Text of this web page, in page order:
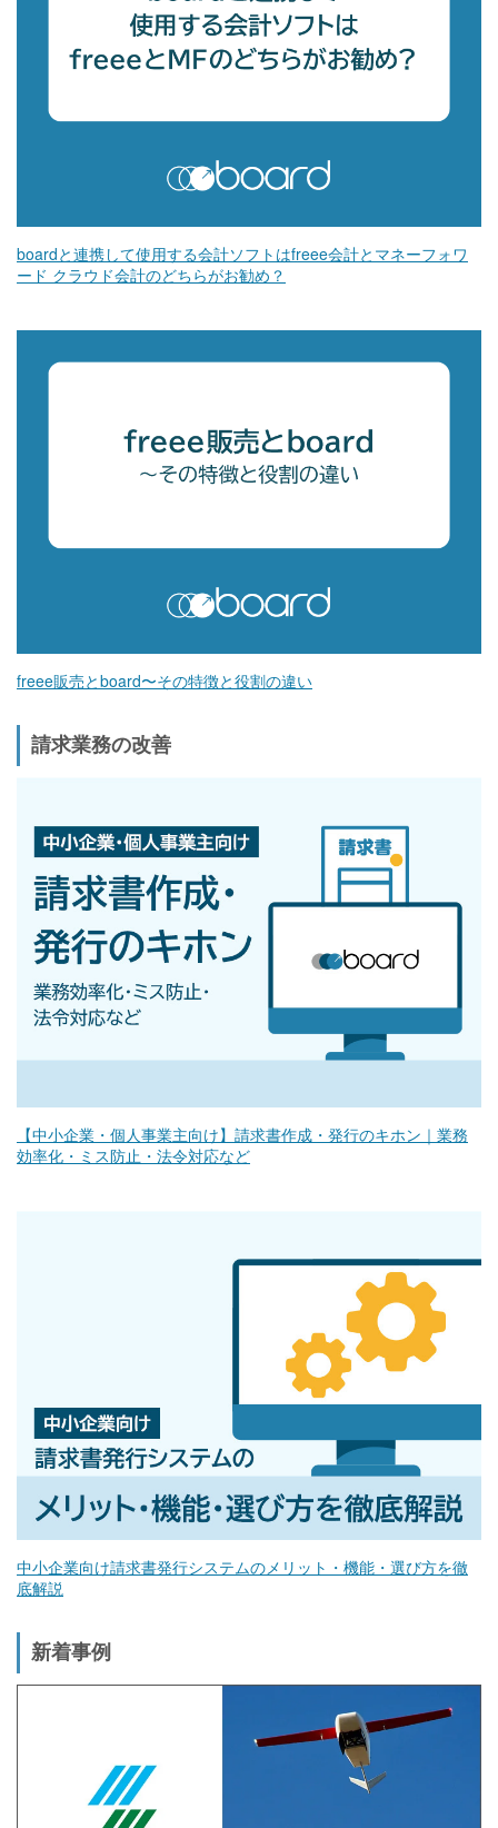
boardと連携して使用する会計ソフトはfreee会計とマネーフォワ
ード クラウド会計のどちらがお勧め？
freee販売とboard〜その特徴と役割の違い
請求業務の改善
【中小企業・個人事業主向け】請求書作成・発行のキホン｜業務
効率化・ミス防止・法令対応など
中小企業向け請求書発行システムのメリット・機能・選び方を徹
底解説
新着事例